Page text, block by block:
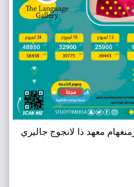
معهد ذا لانجوج جاليري